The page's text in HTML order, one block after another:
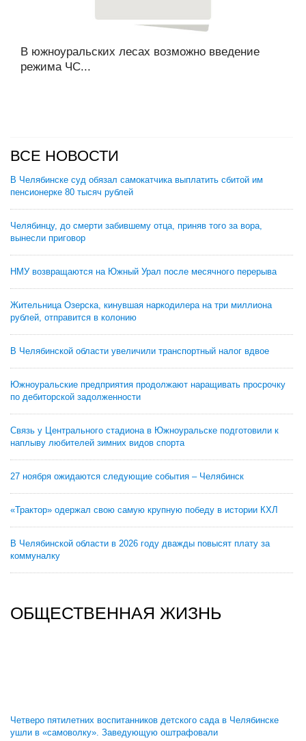
В южноуральских лесах возможно введение
режима ЧС...
ВСЕ НОВОСТИ
В Челябинске суд обязал самокатчика выплатить сбитой им
пенсионерке 80 тысяч рублей
Челябинцу, до смерти забившему отца, приняв того за вора,
вынесли приговор
НМУ возвращаются на Южный Урал после месячного перерыва
Жительница Озерска, кинувшая наркодилера на три миллиона
рублей, отправится в колонию
В Челябинской области увеличили транспортный налог вдвое
Южноуральские предприятия продолжают наращивать просрочку
по дебиторской задолженности
Связь у Центрального стадиона в Южноуральске подготовили к
наплыву любителей зимних видов спорта
27 ноября ожидаются следующие события – Челябинск
«Трактор» одержал свою самую крупную победу в истории КХЛ
В Челябинской области в 2026 году дважды повысят плату за
коммуналку
ОБЩЕСТВЕННАЯ ЖИЗНЬ
Четверо пятилетних воспитанников детского сада в Челябинске
ушли в «самоволку». Заведующую оштрафовали